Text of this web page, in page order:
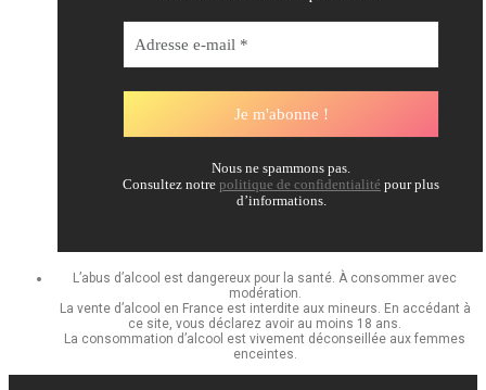
Nous ne spammons pas.
Consultez notre politique de confidentialité pour plus
d’informations.
L’abus d’alcool est dangereux pour la santé. À consommer avec
modération.
La vente d’alcool en France est interdite aux mineurs. En accédant à
ce site, vous déclarez avoir au moins 18 ans.
La consommation d’alcool est vivement déconseillée aux femmes
enceintes.